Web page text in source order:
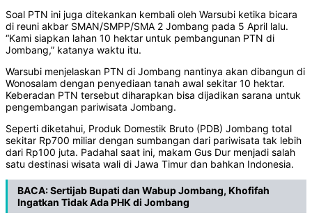
Soal PTN ini juga ditekankan kembali oleh Warsubi ketika bicara
di reuni akbar SMAN/SMPP/SMA 2 Jombang pada 5 April lalu.
“Kami siapkan lahan 10 hektar untuk pembangunan PTN di
Jombang,” katanya waktu itu.
Warsubi menjelaskan PTN di Jombang nantinya akan dibangun di
Wonosalam dengan penyediaan tanah awal sekitar 10 hektar.
Keberadan PTN tersebut diharapkan bisa dijadikan sarana untuk
pengembangan pariwisata Jombang.
Seperti diketahui, Produk Domestik Bruto (PDB) Jombang total
sekitar Rp700 miliar dengan sumbangan dari pariwisata tak lebih
dari Rp100 juta. Padahal saat ini, makam Gus Dur menjadi salah
satu destinasi wisata wali di Jawa Timur dan bahkan Indonesia.
BACA:Sertijab Bupati dan Wabup Jombang, Khofifah
Ingatkan Tidak Ada PHK di Jombang